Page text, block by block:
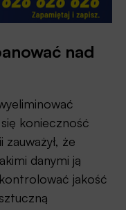
nad
konieczność
że
danymi ją
jakość